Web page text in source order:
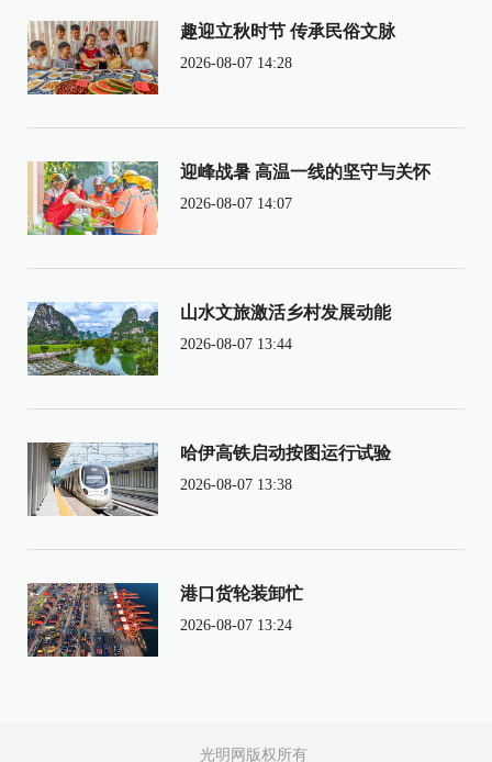
趣迎立秋时节 传承民俗文脉
2026-08-07 14:28
迎峰战暑 高温一线的坚守与关怀
2026-08-07 14:07
山水文旅激活乡村发展动能
2026-08-07 13:44
哈伊高铁启动按图运行试验
2026-08-07 13:38
港口货轮装卸忙
2026-08-07 13:24
光明网版权所有